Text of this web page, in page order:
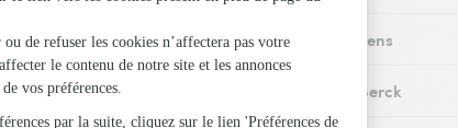
Fleuristes à Lens
Fleuristes à Berck